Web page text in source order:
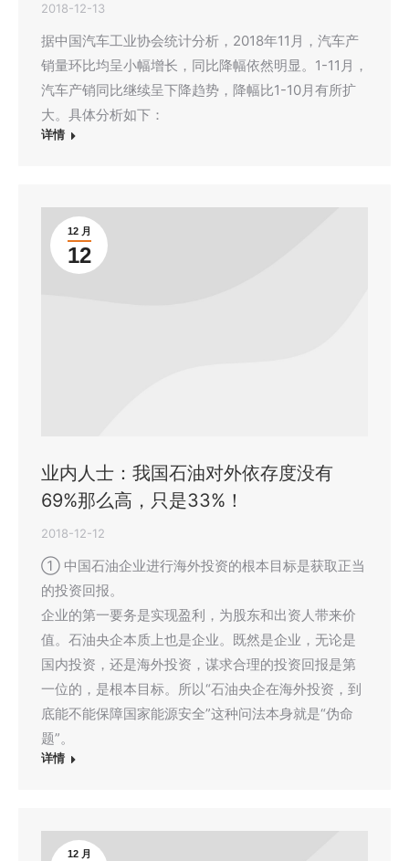
2018-12-13
据中国汽车工业协会统计分析，2018年11月，汽车产
销量环比均呈小幅增长，同比降幅依然明显。1-11月，
汽车产销同比继续呈下降趋势，降幅比1-10月有所扩
大。具体分析如下：
详情
12 月
12
业内人士：我国石油对外依存度没有
69%那么高，只是33%！
2018-12-12
① 中国石油企业进行海外投资的根本目标是获取正当
的投资回报。
企业的第一要务是实现盈利，为股东和出资人带来价
值。石油央企本质上也是企业。既然是企业，无论是
国内投资，还是海外投资，谋求合理的投资回报是第
一位的，是根本目标。所以“石油央企在海外投资，到
底能不能保障国家能源安全”这种问法本身就是“伪命
题”。
详情
12 月